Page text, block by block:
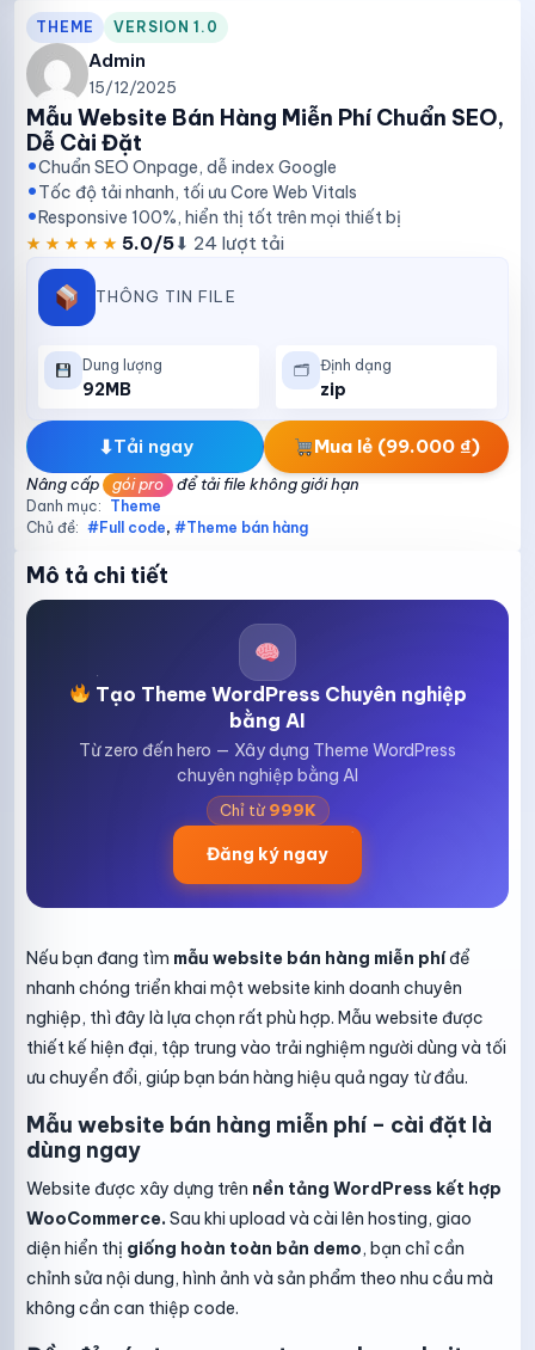
THEME VERSION 1.0
Admin
15/12/2025
Mẫu Website Bán Hàng Miễn Phí Chuẩn SEO,
Dễ Cài Đặt
Chuẩn SEO Onpage, dễ index Google
Tốc độ tải nhanh, tối ưu Core Web Vitals
Responsive 100%, hiển thị tốt trên mọi thiết bị
★★★★★
★★★★★ 5.0/5⬇ 24 lượt tải
THÔNG TIN FILE
Dung lượng
92MB
🗂 Định dạng
zip
⬇Tải ngay Mua lẻ (99.000 ₫)
Nâng cấp gói pro để tải file không giới hạn
Danh mục: Theme
Chủ đề: #Full code, #Theme bán hàng
Mô tả chi tiết
Tạo Theme WordPress Chuyên nghiệp
bằng AI
Từ zero đến hero — Xây dựng Theme WordPress
chuyên nghiệp bằng AI
Chỉ từ 999K
Đăng ký ngay
Nếu bạn đang tìm mẫu website bán hàng miễn phíđể
nhanh chóng triển khai một website kinh doanh chuyên
nghiệp, thì đây là lựa chọn rất phù hợp. Mẫu website được
thiết kế hiện đại, tập trung vào trải nghiệm người dùng và tối
ưu chuyển đổi, giúp bạn bán hàng hiệu quả ngay từ đầu.
Mẫu website bán hàng miễn phí – cài đặt là
dùng ngay
Website được xây dựng trên nền tảng WordPress kết hợp
WooCommerce. Sau khi upload và cài lên hosting, giao
diện hiển thị giống hoàn toàn bản demo, bạn chỉ cần
chỉnh sửa nội dung, hình ảnh và sản phẩm theo nhu cầu mà
không cần can thiệp code.